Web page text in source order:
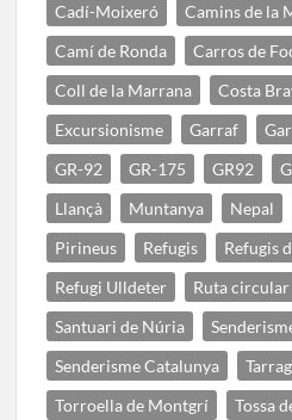
Cadí-Moixeró
Camins de la
Camí de Ronda
Carros de
Coll de la Marrana
Costa
Excursionisme
Garraf
GR-92
GR-175 GR92
Llançà
Muntanya Nepal
Pirineus
Refugis
Refugis
Refugi Ulldeter
Ruta circular
Santuari de Núria
Senderisme Catalunya
Torroella de Montgrí
Tossa